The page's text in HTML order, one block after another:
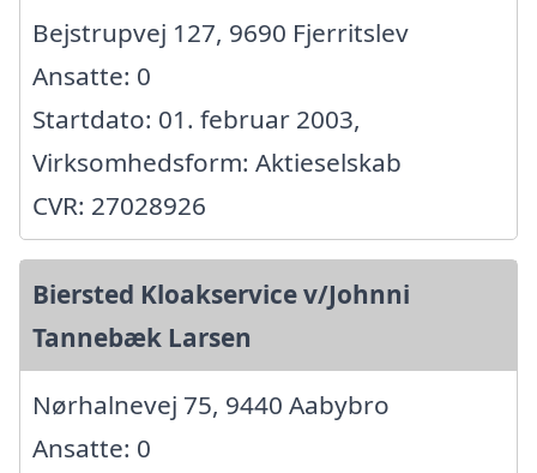
Bejstrupvej 127, 9690 Fjerritslev
Ansatte: 0
Startdato: 01. februar 2003,
Virksomhedsform: Aktieselskab
CVR: 27028926
Biersted Kloakservice v/Johnni
Tannebæk Larsen
Nørhalnevej 75, 9440 Aabybro
Ansatte: 0